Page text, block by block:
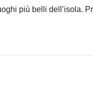
più belli dell’isola.